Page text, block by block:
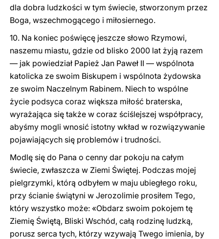
dla dobra ludzkości w tym świecie, stworzonym przez
Boga, wszechmogącego i miłosiernego.
10. Na koniec poświęcę jeszcze słowo Rzymowi,
naszemu miastu, gdzie od blisko 2000 lat żyją razem
— jak powiedział Papież Jan Paweł II — wspólnota
katolicka ze swoim Biskupem i wspólnota żydowska
ze swoim Naczelnym Rabinem. Niech to wspólne
życie podsyca coraz większa miłość braterska,
wyrażająca się także w coraz ściślejszej współpracy,
abyśmy mogli wnosić istotny wkład w rozwiązywanie
pojawiających się problemów i trudności.
Modlę się do Pana o cenny dar pokoju na całym
świecie, zwłaszcza w Ziemi Świętej. Podczas mojej
pielgrzymki, którą odbyłem w maju ubiegłego roku,
przy ścianie świątyni w Jerozolimie prosiłem Tego,
który wszystko może: «Obdarz swoim pokojem tę
Ziemię Świętą, Bliski Wschód, całą rodzinę ludzką,
porusz serca tych, którzy wzywają Twego imienia, by